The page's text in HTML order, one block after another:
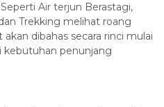
Air terjun Berastagi,
Trekking melihat roang
dibahas secara rinci mulai
kebutuhan penunjang